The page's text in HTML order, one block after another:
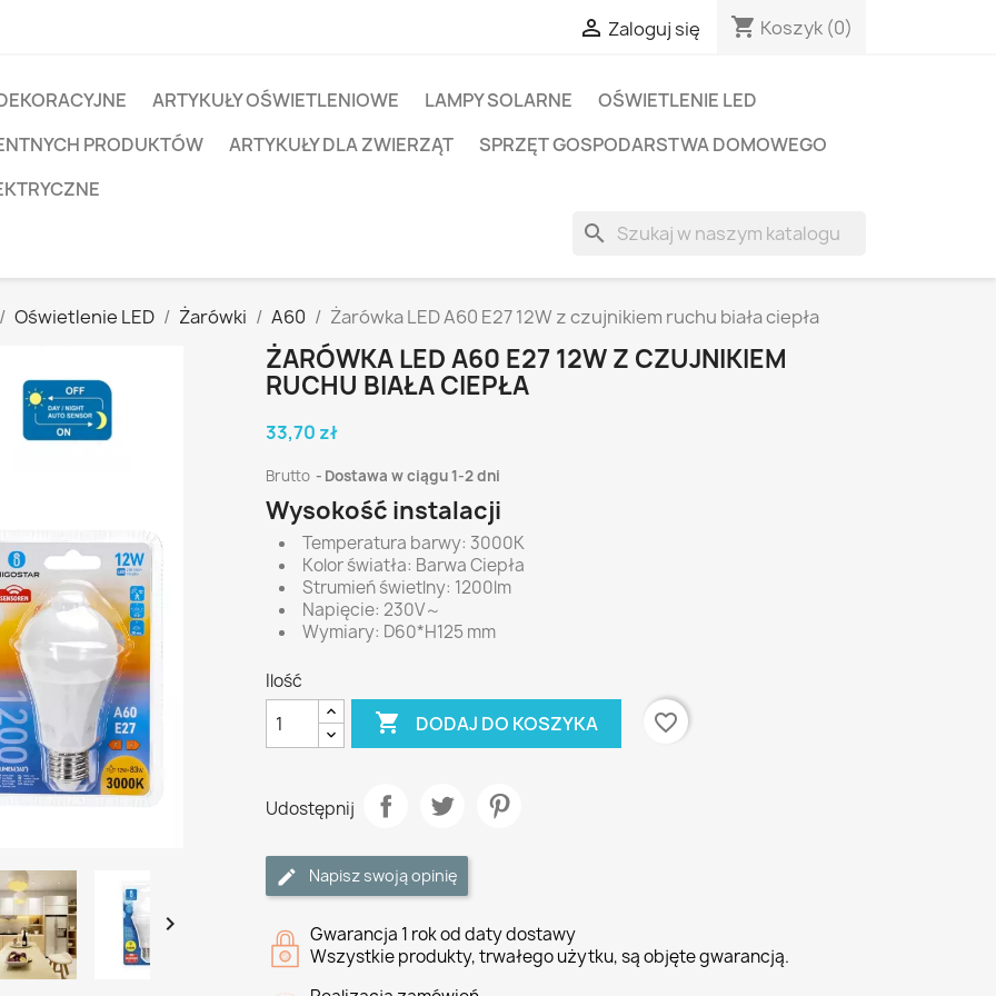
 Zaloguj się shopping_cart Koszyk (0)
ARTYKUŁY OŚWIETLENIOWE LAMPY SOLARNE
OŚWIETLENIE LED
PRODUKTÓW
ARTYKUŁY DLA ZWIERZĄT
SPRZĘT GOSPODARSTWA DOMOWEGO
search
Oświetlenie LED Żarówki A60 Żarówka LED A60 E27 12W z czujnikiem ruchu biała ciepła

ŻARÓWKA LED A60 E27 12W Z CZUJNIKIEM
RUCHU BIAŁA CIEPŁA
33,70 zł
Brutto Dostawa w ciągu 1-2 dni
Wysokość instalacji
Temperatura barwy: 3000K
Kolor światła: Barwa Ciepła
Strumień świetlny: 1200lm
Napięcie: 230V～
Wymiary: D60*H125 mm
Ilość
 DODAJ DO KOSZYKA favorite_border
Udostępnij
Napisz swoją opinię
Gwarancja 1 rok od daty dostawy
Wszystkie produkty, trwałego użytku, są objęte gwarancją.